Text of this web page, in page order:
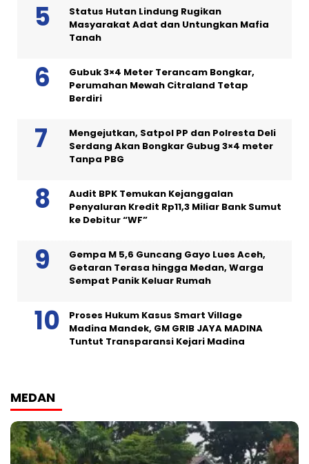
Status Hutan Lindung Rugikan
Masyarakat Adat dan Untungkan Mafia
Tanah
Gubuk 3×4 Meter Terancam Bongkar,
Perumahan Mewah Citraland Tetap
Berdiri
Mengejutkan, Satpol PP dan Polresta Deli
Serdang Akan Bongkar Gubug 3×4 meter
Tanpa PBG
Audit BPK Temukan Kejanggalan
Penyaluran Kredit Rp11,3 Miliar Bank Sumut
ke Debitur “WF”
Gempa M 5,6 Guncang Gayo Lues Aceh,
Getaran Terasa hingga Medan, Warga
Sempat Panik Keluar Rumah
Proses Hukum Kasus Smart Village
Madina Mandek, GM GRIB JAYA MADINA
Tuntut Transparansi Kejari Madina
MEDAN